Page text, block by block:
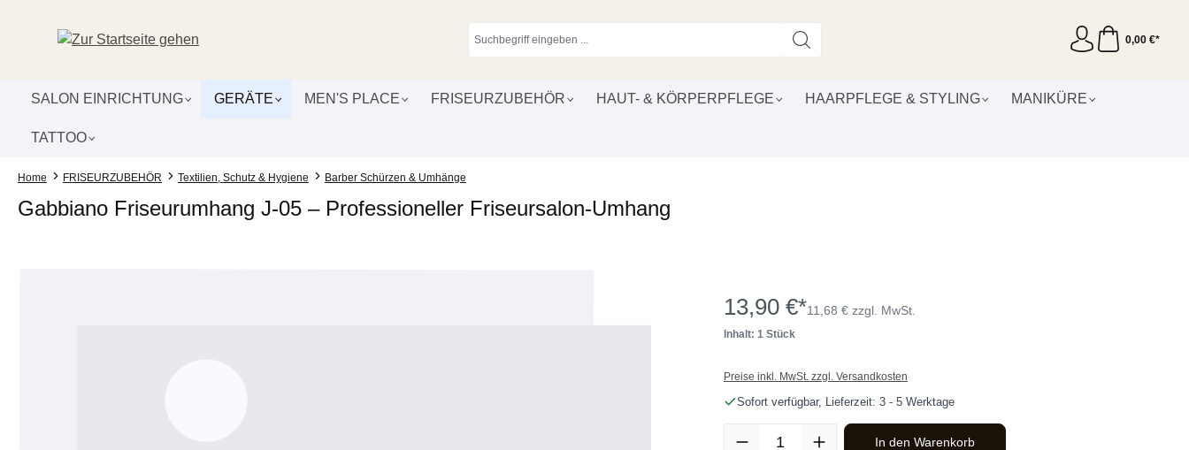
0,00 €*
SALON EINRICHTUNG GERÄTE MEN'S PLACE FRISEURZUBEHÖR HAUT- & KÖRPERPFLEGE HAARPFLEGE & STYLING MANIKÜRE
TATTOO
Home FRISEURZUBEHÖR Textilien, Schutz & Hygiene Barber Schürzen & Umhänge
Gabbiano Friseurumhang J-05 – Professioneller Friseursalon-Umhang
13,90 €*11,68 € zzgl. MwSt.
Inhalt: 1 Stück
Preise inkl. MwSt. zzgl. Versandkosten
Sofort verfügbar, Lieferzeit: 3 - 5 Werktage
Produkt Anzahl: Gib den gewünschten Wert ein oder benutze die Schaltflächen
In den Warenkorb